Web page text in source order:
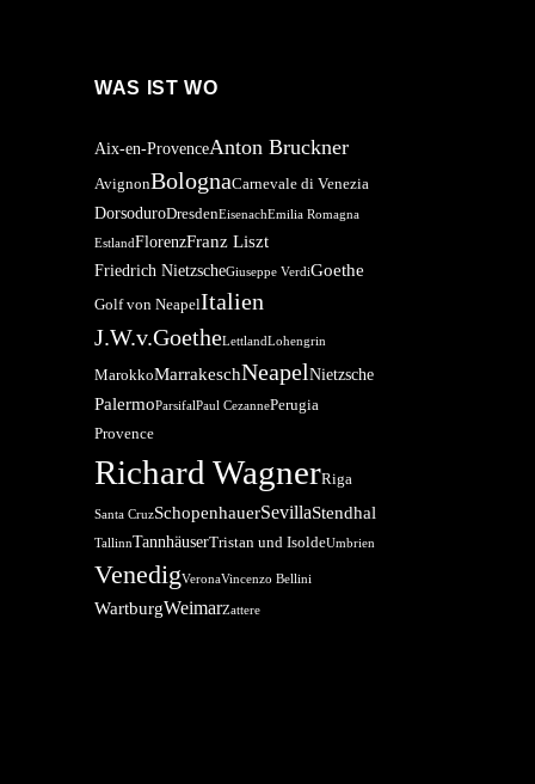
WAS IST WO
Aix-en-ProvenceAnton Bruckner
AvignonBolognaCarnevale di Venezia
DorsoduroDresdenEisenachEmilia Romagna
EstlandFlorenzFranz Liszt
Friedrich NietzscheGiuseppe VerdiGoethe
Golf von NeapelItalien
J.W.v.GoetheLettlandLohengrin
MarokkoMarrakeschNeapelNietzsche
PalermoParsifalPaul CezannePerugia
Provence
Richard WagnerRiga
Santa CruzSchopenhauerSevillaStendhal
TallinnTannhäuserTristan und IsoldeUmbrien
VenedigVeronaVincenzo Bellini
WartburgWeimarZattere